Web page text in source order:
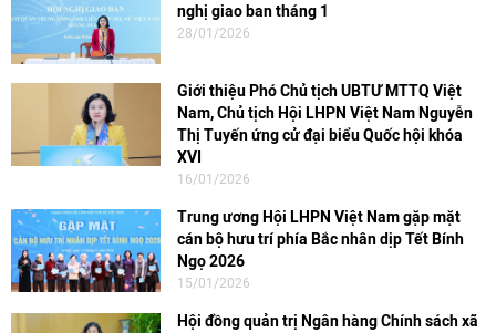
nghị giao ban tháng 1
28/01/2026
Giới thiệu Phó Chủ tịch UBTƯ MTTQ Việt
Nam, Chủ tịch Hội LHPN Việt Nam Nguyễn
Thị Tuyến ứng cử đại biểu Quốc hội khóa
XVI
16/01/2026
Trung ương Hội LHPN Việt Nam gặp mặt
cán bộ hưu trí phía Bắc nhân dịp Tết Bính
Ngọ 2026
15/01/2026
Hội đồng quản trị Ngân hàng Chính sách xã